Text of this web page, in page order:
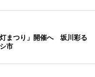
まつり」開催へ 坂川彩る
市